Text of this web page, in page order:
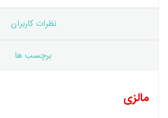
نظرات کاربران
برچسب ها
مالزی